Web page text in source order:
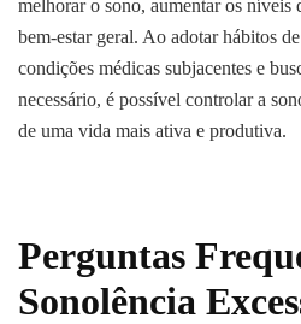
melhorar o sono, aumentar os níveis
bem-estar geral. Ao adotar hábitos
condições médicas subjacentes e
necessário, é possível controlar a
de uma vida mais ativa e produtiva.
Perguntas
Sonolência